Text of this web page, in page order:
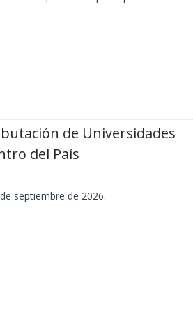
de Universidades
del País
septiembre de 2026.